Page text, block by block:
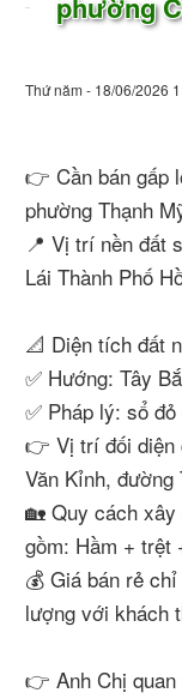
Thứ năm - 18/06/2026
👉 Cần bán gấp
phường Thạnh
📍 Vị trí nền đất
Lái Thành Phố
📐 Diện tích đất
✅ Hướng: Tây
✅ Pháp lý: sổ
👉 Vị trí đối diện
Văn Kỉnh, đường
🏡 Quy cách
gồm: Hầm + trệt
💰 Giá bán rẻ
lượng với khách
👉 Anh Chị